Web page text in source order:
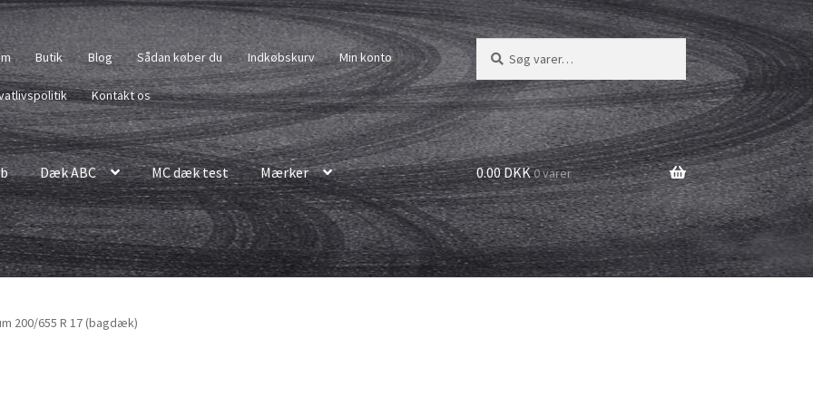
Butik Blog Sådan køber du Indkøbskurv Min konto
Kontakt os
Søg
efter:
Søg
Dæk ABC MC dæk test Mærker 0.00 DKK0 varer
200/655 R 17 (bagdæk)